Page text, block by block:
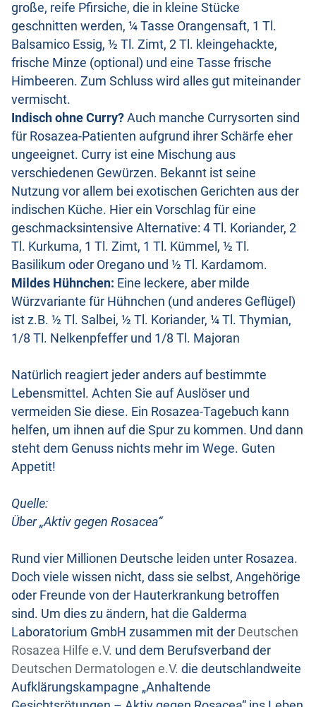
große, reife Pfirsiche, die in kleine Stücke
geschnitten werden, ¼ Tasse Orangensaft, 1 Tl.
Balsamico Essig, ½ Tl. Zimt, 2 Tl. kleingehackte,
frische Minze (optional) und eine Tasse frische
Himbeeren. Zum Schluss wird alles gut miteinander
vermischt.
Indisch ohne Curry? Auch manche Currysorten sind
für Rosazea-Patienten aufgrund ihrer Schärfe eher
ungeeignet. Curry ist eine Mischung aus
verschiedenen Gewürzen. Bekannt ist seine
Nutzung vor allem bei exotischen Gerichten aus der
indischen Küche. Hier ein Vorschlag für eine
geschmacksintensive Alternative: 4 Tl. Koriander, 2
Tl. Kurkuma, 1 Tl. Zimt, 1 Tl. Kümmel, ½ Tl.
Basilikum oder Oregano und ½ Tl. Kardamom.
Mildes Hühnchen: Eine leckere, aber milde
Würzvariante für Hühnchen (und anderes Geflügel)
ist z.B. ½ Tl. Salbei, ½ Tl. Koriander, ¼ Tl. Thymian,
1/8 Tl. Nelkenpfeffer und 1/8 Tl. Majoran
Natürlich reagiert jeder anders auf bestimmte
Lebensmittel. Achten Sie auf Auslöser und
vermeiden Sie diese. Ein Rosazea-Tagebuch kann
helfen, um ihnen auf die Spur zu kommen. Und dann
steht dem Genuss nichts mehr im Wege. Guten
Appetit!
Quelle:
Über „Aktiv gegen Rosacea“
Rund vier Millionen Deutsche leiden unter Rosazea.
Doch viele wissen nicht, dass sie selbst, Angehörige
oder Freunde von der Hauterkrankung betroffen
sind. Um dies zu ändern, hat die Galderma
Laboratorium GmbH zusammen mit der Deutschen
Rosazea Hilfe e.V. und dem Berufsverband der
Deutschen Dermatologen e.V. die deutschlandweite
Aufklärungskampagne „Anhaltende